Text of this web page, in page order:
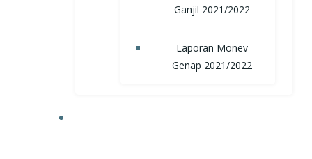
Ganjil 2021/2022
Laporan Monev
Genap 2021/2022